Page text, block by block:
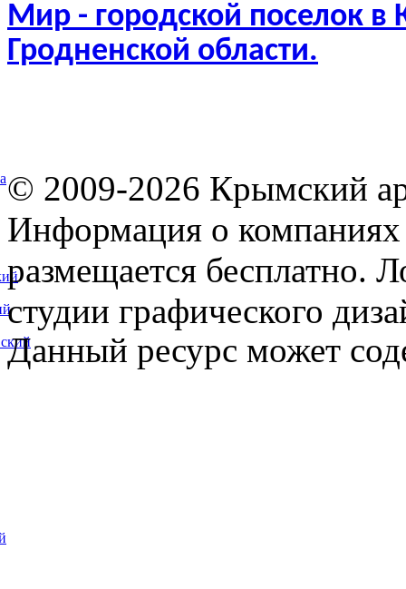
Мир - городской поселок в
Гродненской области.
© 2009-2026 Крымский
Информация о компаниях
размещается бесплатно.
студии графического
Данный ресурс может